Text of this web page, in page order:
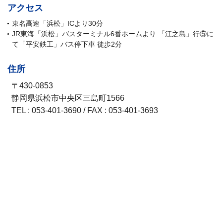
アクセス
東名高速「浜松」ICより30分
JR東海「浜松」バスターミナル6番ホームより 「江之島」行⑤に
て「平安鉄工」バス停下車 徒歩2分
住所
〒430-0853
静岡県浜松市中央区三島町1566
TEL : 053-401-3690 / FAX : 053-401-3693